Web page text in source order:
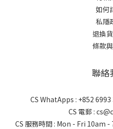
如何
私隱
退換
條款
聯絡
CS WhatApps : +852
CS 電郵 :
CS 服務時間 : Mon - Fri 10am